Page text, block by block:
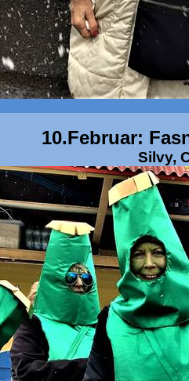
10.Februar:
Silvy,